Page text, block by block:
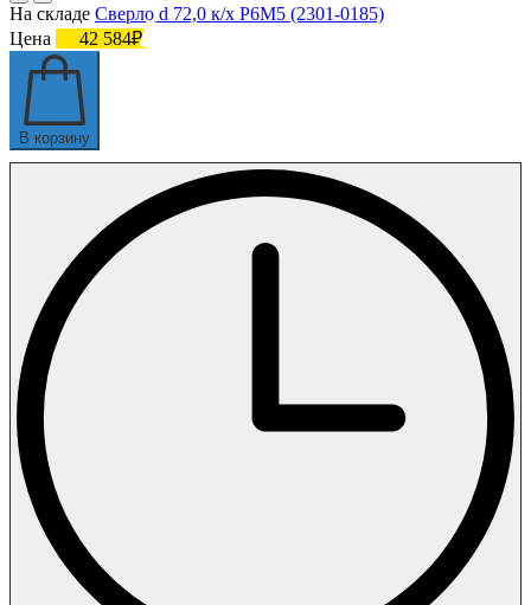
На складе Сверло d 72,0 к/х Р6М5 (2301-0185)
Цена
42 584₽
В корзину